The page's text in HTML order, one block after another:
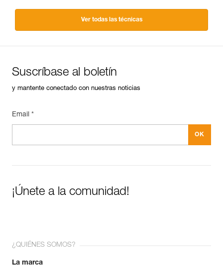
Ver todas las técnicas
Suscríbase al boletín
y mantente conectado con nuestras noticias
Email *
¡Únete a la comunidad!
¿QUIÉNES SOMOS?
La marca